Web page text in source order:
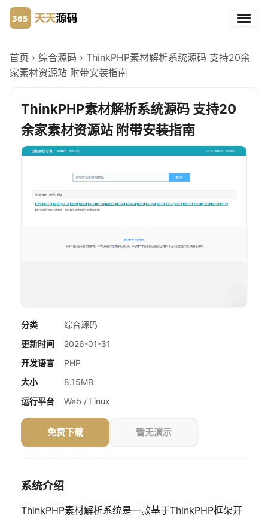
首页 › 综合源码 › ThinkPHP素材解析系统源码 支持20余
家素材资源站 附带安装指南
ThinkPHP素材解析系统源码 支持20
余家素材资源站 附带安装指南
分类
综合源码
更新时间
2026-01-31
开发语言
PHP
大小
8.15MB
运行平台
Web / Linux
免费下载 暂无演示
系统介绍
ThinkPHP素材解析系统是一款基于ThinkPHP框架开